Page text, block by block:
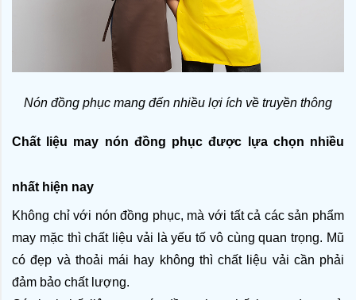
Nón đồng phục mang đến nhiều lợi ích về truyền thông
Chất liệu may nón đồng phục được lựa chọn nhiều
nhất hiện nay
Không chỉ với nón đồng phục, mà với tất cả các sản phẩm
may mặc thì chất liệu vải là yếu tố vô cùng quan trọng. Mũ
có đẹp và thoải mái hay không thì chất liệu vải cần phải
đảm bảo chất lượng.